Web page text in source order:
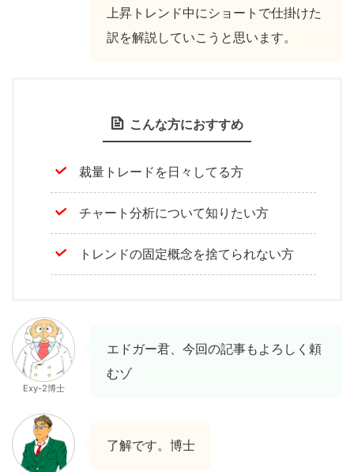
上昇トレンド中にショートで仕掛けた
訳を解説していこうと思います。
こんな方におすすめ
裁量トレードを日々してる方
チャート分析について知りたい方
トレンドの固定概念を捨てられない方
Exy-2博士
エドガー君、今回の記事もよろしく頼
むゾ
了解です。博士